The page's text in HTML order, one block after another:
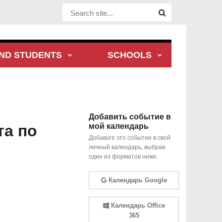
Website Site
STUDENTS SCHOOLS
по
Добавить событие в
мой календарь
Добавьте это событие в свой
личный календарь, выбрав
один из форматов ниже.
Календарь Google
Календарь Office
365